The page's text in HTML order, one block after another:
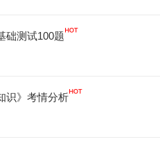
础测试100题
识》考情分析